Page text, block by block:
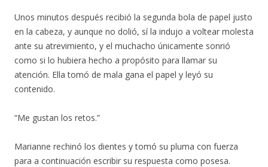
Unos minutos después recibió la segunda bola de papel justo
en la cabeza, y aunque no dolió, sí la indujo a voltear molesta
ante su atrevimiento, y el muchacho únicamente sonrió
como si lo hubiera hecho a propósito para llamar su
atención. Ella tomó de mala gana el papel y leyó su
contenido.
“Me gustan los retos.”
Marianne rechinó los dientes y tomó su pluma con fuerza
para a continuación escribir su respuesta como posesa.